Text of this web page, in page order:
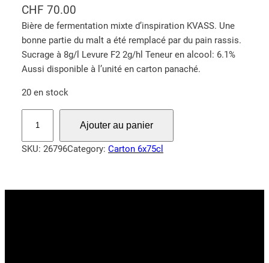
CHF 70.00
Bière de fermentation mixte d’inspiration KVASS. Une
bonne partie du malt a été remplacé par du pain rassis.
Sucrage à 8g/l Levure F2 2g/hl Teneur en alcool: 6.1%
Aussi disponible à l’unité en carton panaché.
20 en stock
a
i
Ajouter au panier
SKU: 26796Category: Carton 6x75cl